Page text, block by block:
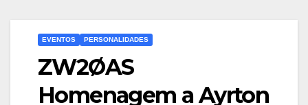
EVENTOS PERSONALIDADES
ZW2ØAS
Homenagem a Ayrton